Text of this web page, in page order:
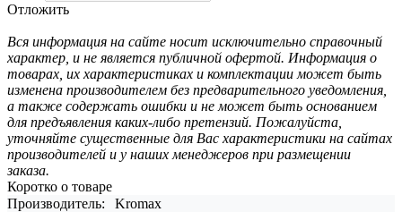
Отложить
Вся информация на сайте носит исключительно справочный
характер, и не является публичной офертой. Информация о
товарах, их характеристиках и комплектации может быть
изменена производителем без предварительного уведомления,
а также содержать ошибки и не может быть основанием
для предъявления каких-либо претензий. Пожалуйста,
уточняйте существенные для Вас характеристики на сайтах
производителей и у наших менеджеров при размещении
заказа.
Коротко о товаре
Производитель:
Kromax